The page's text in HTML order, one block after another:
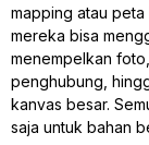
mapping atau peta
mereka bisa
menempelkan
penghubung,
kanvas besar.
saja untuk bahan